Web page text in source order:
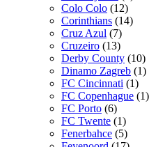
Colo Colo (12)
Corinthians (14)
Cruz Azul (7)
Cruzeiro (13)
Derby County (10)
Dinamo Zagreb (1)
FC Cincinnati (1)
FC Copenhague (1)
FC Porto (6)
FC Twente (1)
Fenerbahce (5)